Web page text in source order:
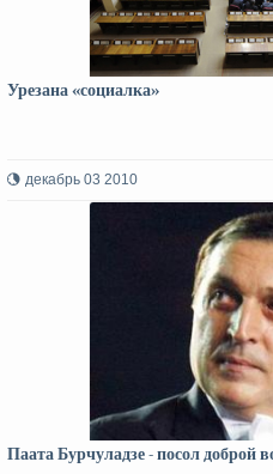
Урезана «социалка»
декабрь 03 2010
Паата Бурчуладзе - посол